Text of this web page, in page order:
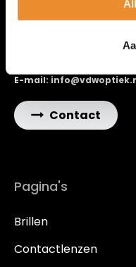
E-mail:
Contact
Pagina's
Brillen
Contactlenzen